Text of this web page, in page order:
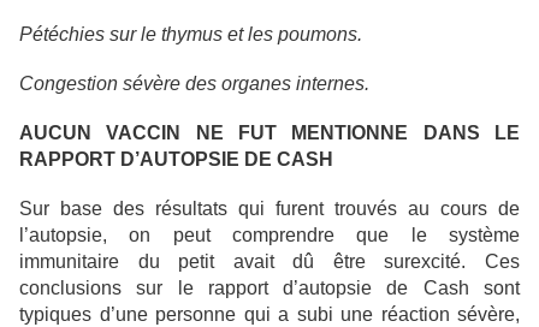
Pétéchies sur le thymus et les poumons.
Congestion sévère des organes internes.
AUCUN VACCIN NE FUT MENTIONNE DANS LE
RAPPORT D’AUTOPSIE DE CASH
Sur base des résultats qui furent trouvés au cours de
l’autopsie, on peut comprendre que le système
immunitaire du petit avait dû être surexcité. Ces
conclusions sur le rapport d’autopsie de Cash sont
typiques d’une personne qui a subi une réaction sévère,